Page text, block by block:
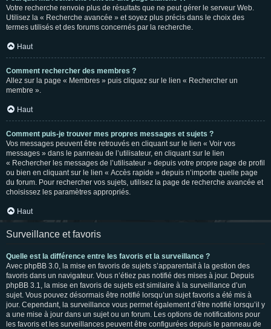
Votre recherche renvoie plus de résultats que ne peut gérer le serveur Web.
Utilisez la « Recherche avancée » et soyez plus précis dans le choix des
termes utilisés et des forums concernés par la recherche.
Haut
Comment rechercher des membres ?
Allez sur la page « Membres » puis cliquez sur le lien « Rechercher un
membre ».
Haut
Comment puis-je trouver mes propres messages et sujets ?
Vos messages peuvent être retrouvés en cliquant sur le lien « Voir vos
messages » dans le panneau de l’utilisateur, en cliquant sur le lien
« Rechercher les messages de l’utilisateur » depuis votre propre page de profil
ou bien en cliquant sur le lien « Accès rapide » depuis n’importe quelle page
du forum. Pour rechercher vos sujets, utilisez la page de recherche avancée et
choisissez les paramètres appropriés.
Haut
Surveillance et favoris
Quelle est la différence entre les favoris et la surveillance ?
Avec phpBB 3.0, la mise en favoris de sujets s’apparentait à la gestion des
favoris dans un navigateur. Vous n’étiez pas notifié des mises à jour. Depuis
phpBB 3.1, la mise en favoris de sujets est similaire à la surveillance d’un
sujet. Vous pouvez désormais être notifié lorsqu’un sujet favoris a été mis à
jour. Cependant, la surveillance vous permet également d’être notifié lorsqu’il y
a une mise à jour dans un sujet ou un forum. Les options de notifications pour
les favoris et les surveillances peuvent être configurées depuis le panneau de